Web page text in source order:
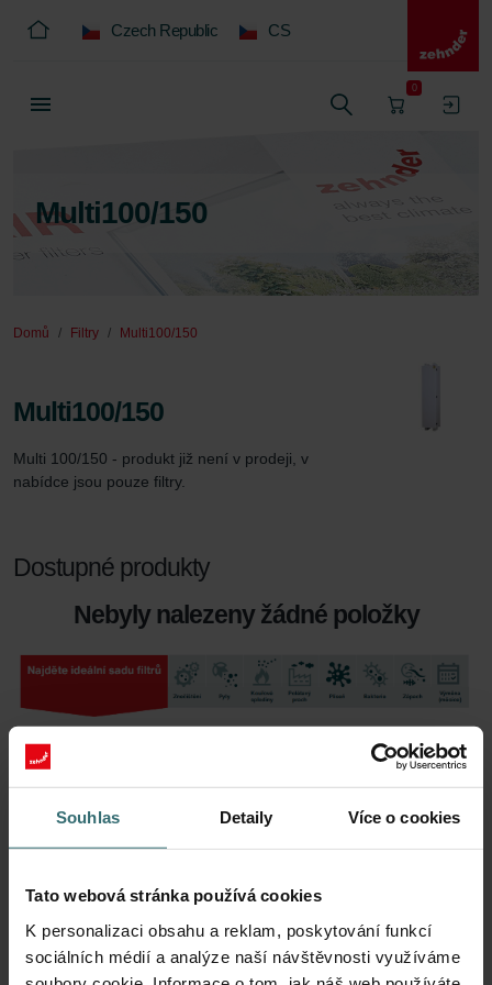
Souhlas Detaily Více o cookies
Tato webová stránka používá cookies
K personalizaci obsahu a reklam, poskytování funkcí
sociálních médií a analýze naší návštěvnosti využíváme
Czech Republic CS
0
Multi100/150
Domů Filtry Multi100/150
Multi100/150
Multi 100/150 - produkt již není v prodeji, v
nabídce jsou pouze filtry.
Dostupné produkty
Nebyly nalezeny žádné položky